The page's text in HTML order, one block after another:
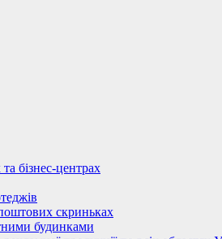
бізнес-центрах
скриньках
будинками